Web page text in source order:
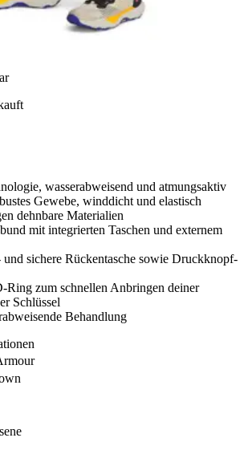
wasserabweisend und atmungsaktiv
Gewebe, winddicht und elastisch
dehnbare Materialien
mit integrierten Taschen und externem
und sichere Rückentasche sowie Druckknopf-
Ring zum schnellen Anbringen deiner
Schlüssel
Behandlung